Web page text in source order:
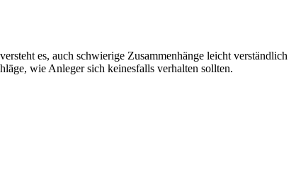
es, auch schwierige Zusammenhänge leicht verständlich
wie Anleger sich keinesfalls verhalten sollten.